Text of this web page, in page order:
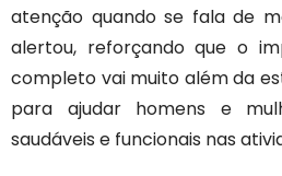
atenção quando se fala de
alertou, reforçando que o
completo vai muito além da
para ajudar homens e
saudáveis e funcionais nas